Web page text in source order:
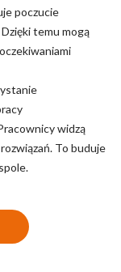
poczucie
temu mogą
widzą
To buduje